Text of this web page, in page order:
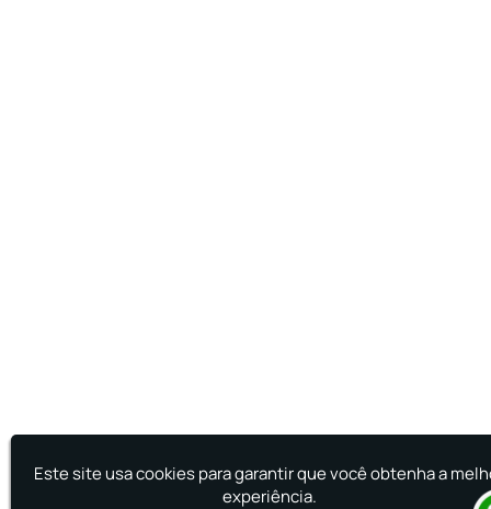
Este site usa cookies para garantir que você obtenha a
experiência.